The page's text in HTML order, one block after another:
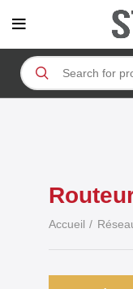
Accueil